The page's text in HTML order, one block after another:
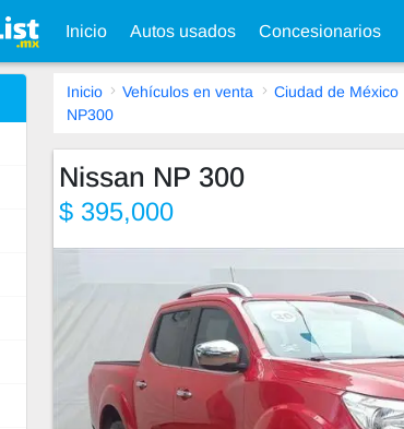
Inicio Autos usados Concesionarios
Inicio Vehículos en venta Ciudad de México
NP300
Nissan NP 300
$ 395,000